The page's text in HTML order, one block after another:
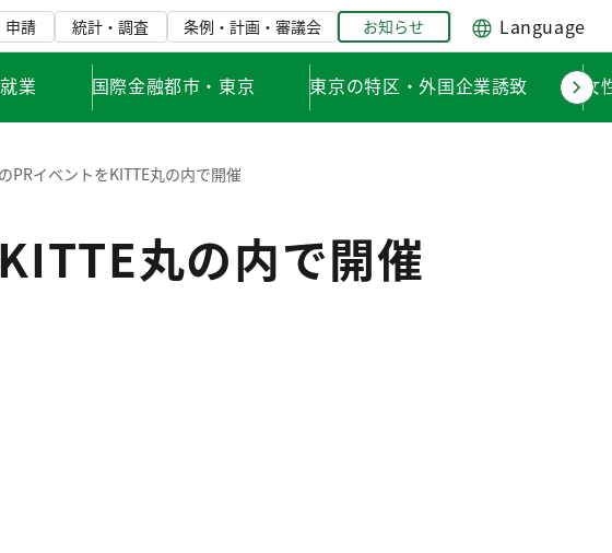
申請 統計・調査 条例・計画・審議会 お知らせ Language
業 国際金融都市・東京 東京の特区・外国企業誘致 女
PRイベントをKITTE丸の内で開催
丸の内で開催